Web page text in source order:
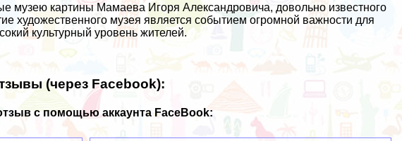
музею картины Мамаева Игоря Александровича, довольно известного
художественного музея является событием огромной важности для
культурный уровень жителей.
(через Facebook):
с помощью аккаунта FaceBook: